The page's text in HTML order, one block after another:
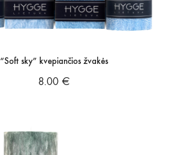
“Soft sky” kvepiančios žvakės
8.00 €